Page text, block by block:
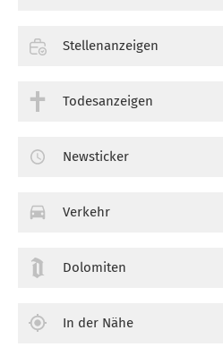
Stellenanzeigen
Todesanzeigen
Newsticker
Verkehr
Dolomiten
In der Nähe